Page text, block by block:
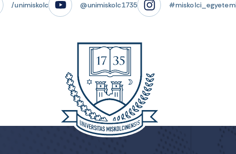
/unimiskolc @unimiskolc1735 #miskolci_egyetem